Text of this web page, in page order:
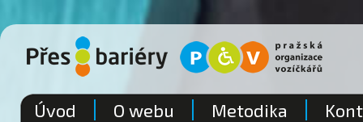
Úvod O webu Metodika